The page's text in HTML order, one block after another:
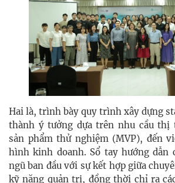
Hai là, trình bày quy trình xây dựng
thành ý tưởng dựa trên nhu cầu thị
sản phẩm thử nghiệm (MVP), đến
hình kinh doanh. Sổ tay hướng dẫn
ngũ ban đầu với sự kết hợp giữa
kỹ năng quản trị, đồng thời chỉ ra